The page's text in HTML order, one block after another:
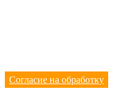
Согласие на обработку